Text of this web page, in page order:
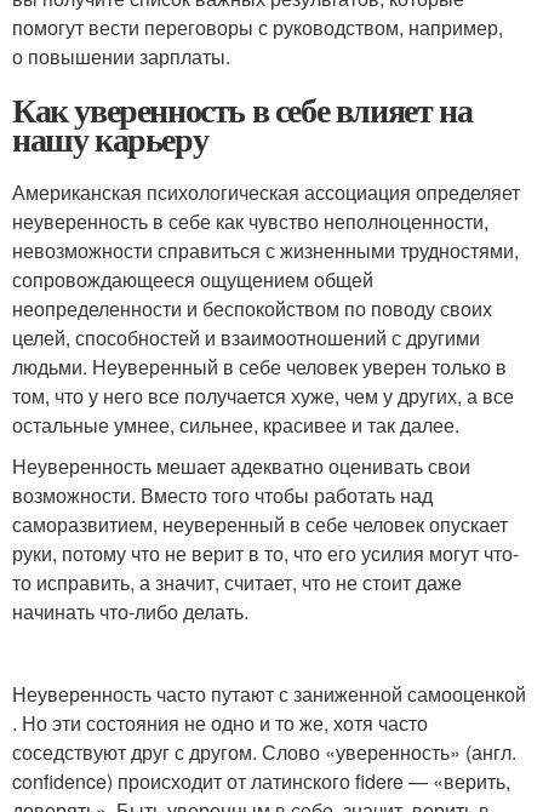
помогут вести переговоры с руководством, например,
о повышении зарплаты.
Как уверенность в себе влияет на
нашу карьеру
Американская психологическая ассоциация определяет
неуверенность в себе как чувство неполноценности,
невозможности справиться с жизненными трудностями,
сопровождающееся ощущением общей
неопределенности и беспокойством по поводу своих
целей, способностей и взаимоотношений с другими
людьми. Неуверенный в себе человек уверен только в
том, что у него все получается хуже, чем у других, а все
остальные умнее, сильнее, красивее и так далее.
Неуверенность мешает адекватно оценивать свои
возможности. Вместо того чтобы работать над
саморазвитием, неуверенный в себе человек опускает
руки, потому что не верит в то, что его усилия могут что-
то исправить, а значит, считает, что не стоит даже
начинать что-либо делать.
Неуверенность часто путают с заниженной самооценкой
. Но эти состояния не одно и то же, хотя часто
соседствуют друг с другом. Слово «уверенность» (англ.
confidence) происходит от латинского fidere — «верить,